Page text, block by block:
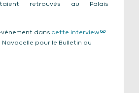
retrouvés au Palais
dans cette interview
pour le Bulletin du